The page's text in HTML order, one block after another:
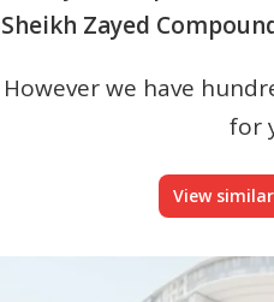
Sheikh Zayed
However we have
for
View